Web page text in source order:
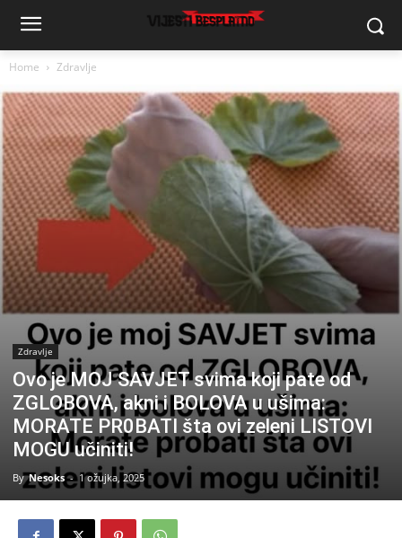
Home Zdravlje
Zdravlje
Ovo je MOJ SAVJET svima koji pate od
ZGLOBOVA, akni i BOLOVA u ušima:
MORATE PR0BATI šta ovi zeleni LISTOVI
MOGU učiniti!
By Nesoks - 1 ožujka, 2025